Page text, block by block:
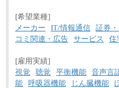
[希望業種]
メーカー
IT/情報通信 証券
コミ関連・広告 サービス 住
[雇用実績]
視覚
聴覚 平衡機能 音声言
能 呼吸器機能 じん臓機能